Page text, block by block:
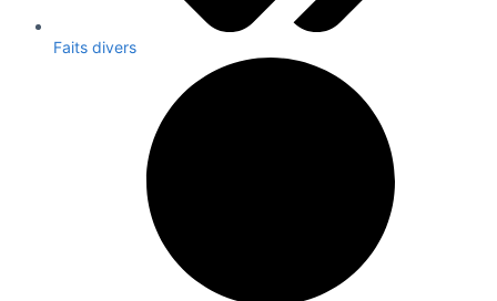
Faits divers